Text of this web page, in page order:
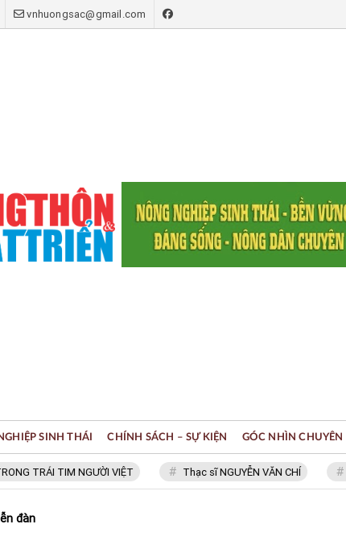
vnhuongsac@gmail.com
TRÁI TIM NGƯỜI VIỆT Thạc sĩ NGUYỄN VĂN CHÍ
SINH THÁI CHÍNH SÁCH – SỰ KIỆN GÓC NHÌN CHUYÊN
đàn